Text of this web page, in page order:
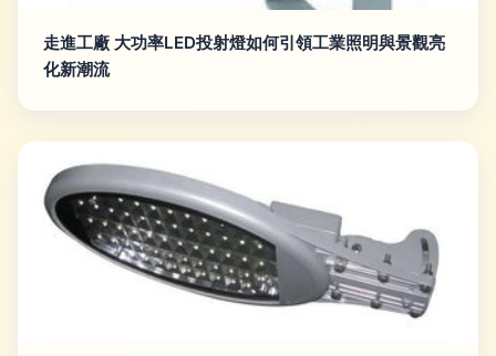
走進工廠 大功率LED投射燈如何引領工業照明與景觀亮
化新潮流